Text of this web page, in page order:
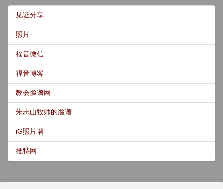
见证分享
照片
福音微信
福音博客
教会脸谱网
朱志山牧师的脸谱
iG照片墙
推特网